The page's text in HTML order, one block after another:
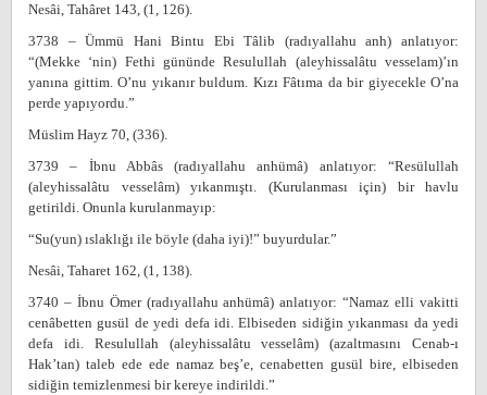
Nesâi, Tahâret 143, (1, 126).
3738 – Ümmü Hani Bintu Ebi Tâlib (radıyallahu anh) anlatıyor:
“(Mekke ‘nin) Fethi gününde Resulullah (aleyhissalâtu vesselam)’ın
yanına gittim. O’nu yıkanır buldum. Kızı Fâtıma da bir giyecekle O’na
perde yapıyordu.”
Müslim Hayz 70, (336).
3739 – İbnu Abbâs (radıyallahu anhümâ) anlatıyor: “Resülullah
(aleyhissalâtu vesselâm) yıkanmıştı. (Kurulanması için) bir havlu
getirildi. Onunla kurulanmayıp:
“Su(yun) ıslaklığı ile böyle (daha iyi)!” buyurdular.”
Nesâi, Taharet 162, (1, 138).
3740 – İbnu Ömer (radıyallahu anhümâ) anlatıyor: “Namaz elli vakitti
cenâbetten gusül de yedi defa idi. Elbiseden sidiğin yıkanması da yedi
defa idi. Resulullah (aleyhissalâtu vesselâm) (azaltmasını Cenab-ı
Hak’tan) taleb ede ede namaz beş’e, cenabetten gusül bire, elbiseden
sidiğin temizlenmesi bir kereye indirildi.”